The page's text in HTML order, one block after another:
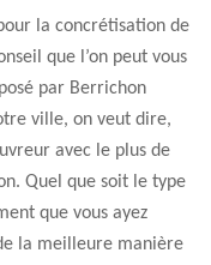
la concrétisation de
que l’on peut vous
par Berrichon
ville, on veut dire,
avec le plus de
Quel que soit le type
que vous ayez
la meilleure manière